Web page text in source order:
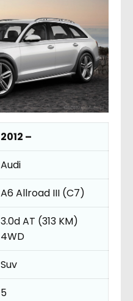
2012 –
Audi
A6 Allroad III (C7)
3.0d AT (313 KM)
4WD
Suv
5